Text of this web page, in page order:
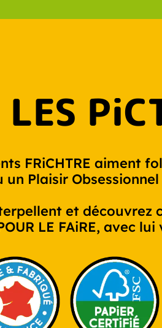
LES
FRiCHTRE aiment
un Plaisir
et découvrez
LE FAiRE, avec